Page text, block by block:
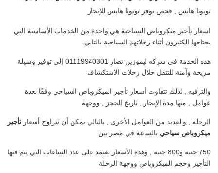
تويوتا هايس , فحص توفر تويوتا هايس للإيجار
اسعار تأجير ميكروباص السياحية هي واحدة من الخدمات الأساسية التي
يحتاجها الكثيرون أثناء رحلاتهم السياحية بالتالي
هذه الخدمة في شركه ليموزين نصار 01119940301 إلى توفير وسيلة
مريحة وآمنة للتنقل خلال رحلات الاستكشاف
والترفيه , لذلك تتفاوت أسعار تأجير الميكروباص السياحي وفقًا لعدة
عوامل , منها مدة الإيجار , تاريخ الحجز , ووجهة
الرحلة , والعديد من العوامل الأخرى , بالتالي يمكن أن تتراوح أسعار تأجير
ميكروباص سياحي بالساعة في مصر بين
750 جنيه و800 جنيه , وهذه الأسعار تعتمد على عدد الساعات التي يتم فيها
التأجير وحجم الميكروباص ووجهة الرحلة